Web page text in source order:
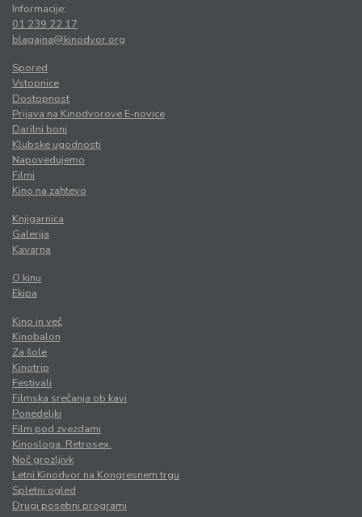
Informacije:
01 239 22 17
blagajna@kinodvor.org
Spored
Vstopnice
Dostopnost
Prijava na Kinodvorove E-novice
Darilni boni
Klubske ugodnosti
Napovedujemo
Filmi
Kino na zahtevo
Knjigarnica
Galerija
Kavarna
O kinu
Ekipa
Kino in več
Kinobalon
Za šole
Kinotrip
Festivali
Filmska srečanja ob kavi
Ponedeljki
Film pod zvezdami
Kinosloga. Retrosex.
Noč grozljivk
Letni Kinodvor na Kongresnem trgu
Spletni ogled
Drugi posebni programi